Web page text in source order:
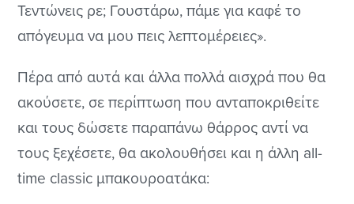
Τεντώνεις ρε; Γουστάρω, πάμε για καφέ το
απόγευμα να μου πεις λεπτομέρειες».
Πέρα από αυτά και άλλα πολλά αισχρά που θα
ακούσετε, σε περίπτωση που ανταποκριθείτε
και τους δώσετε παραπάνω θάρρος αντί να
τους ξεχέσετε, θα ακολουθήσει και η άλλη all-
time classic μπακουροατάκα: